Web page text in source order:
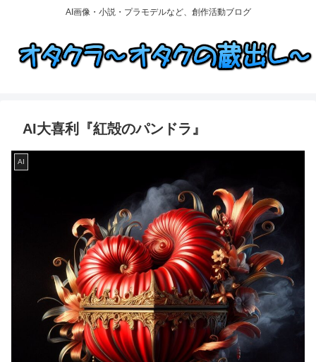
AI画像・小説・プラモデルなど、創作活動ブログ
AI大喜利『紅殻のパンドラ』
AI